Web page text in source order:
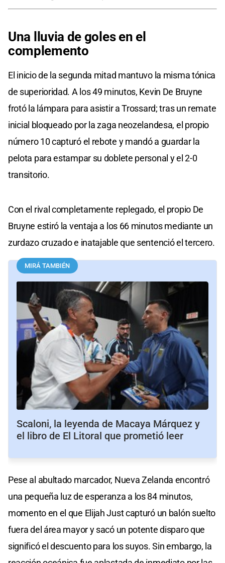
Una lluvia de goles en el
complemento
El inicio de la segunda mitad mantuvo la misma tónica
de superioridad. A los 49 minutos, Kevin De Bruyne
frotó la lámpara para asistir a Trossard; tras un remate
inicial bloqueado por la zaga neozelandesa, el propio
número 10 capturó el rebote y mandó a guardar la
pelota para estampar su doblete personal y el 2-0
transitorio.
Con el rival completamente replegado, el propio De
Bruyne estiró la ventaja a los 66 minutos mediante un
zurdazo cruzado e inatajable que sentenció el tercero.
MIRÁ TAMBIÉN
Scaloni, la leyenda de Macaya Márquez y
el libro de El Litoral que prometió leer
Pese al abultado marcador, Nueva Zelanda encontró
una pequeña luz de esperanza a los 84 minutos,
momento en el que Elijah Just capturó un balón suelto
fuera del área mayor y sacó un potente disparo que
significó el descuento para los suyos. Sin embargo, la